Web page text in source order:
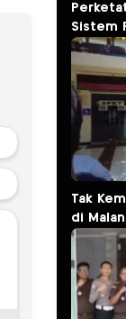
Sistem
Tak
di